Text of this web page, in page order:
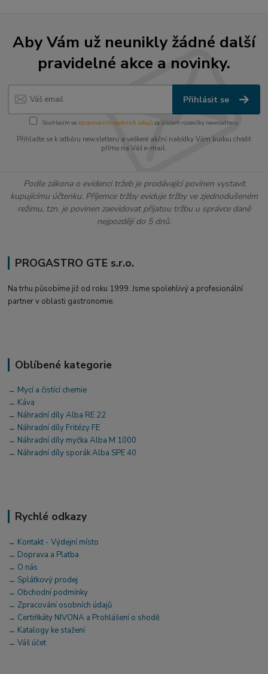
Aby Vám už neunikly žádné další
pravidelné akce a novinky.
Přihlásit se
Souhlasím se zpracováním osobních údajůza účelem rozesílky newsletteru.
Přihlašte se k odběru newsletteru a veškeré akční nabídky Vám budou chodit
přímo na Váš e-mail.
Podle zákona o evidenci tržeb je prodávající povinen vystavit
kupujícímu účtenku. Příjemce tržby eviduje tržby ve zjednodušeném
režimu, tzn. je povinen zaevidovat přijatou tržbu u správce daně
nejpozději do 5 dnů.
PROGASTRO GTE s.r.o.
Na trhu působíme již od roku 1999. Jsme spolehlivý a profesionální
partner v oblasti gastronomie.
Oblíbené kategorie
→ Mycí a čistící chemie
→ Káva
→ Náhradní díly Alba RE 22
→ Náhradní díly Fritézy FE
→ Náhradní díly myčka Alba M 1000
→ Náhradní díly sporák Alba SPE 40
Rychlé odkazy
→ Kontakt - Výdejní místo
→ Doprava a Platba
→ O nás
→ Splátkový prodej
→ Obchodní podmínky
→ Zpracování osobních údajů
→ Certifikáty NIVONA a Prohlášení o shodě
→ Katalogy ke stažení
→ Váš účet